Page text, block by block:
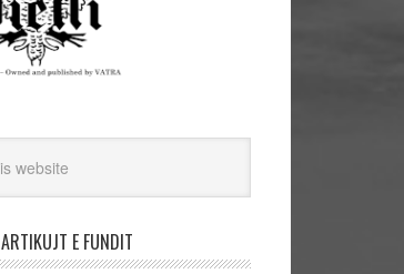
ARTIKUJT E FUNDIT